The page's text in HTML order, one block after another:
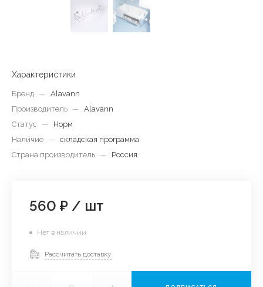
Характеристики
Бренд — Alavann
Производитель — Alavann
Статус
—
Норм
Наличие — складская программа
Страна производитель — Россия
560 ₽ / шт
Нет в наличии
Рассчитать доставку